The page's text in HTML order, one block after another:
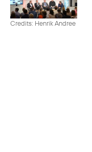
Credits: Henrik Andree